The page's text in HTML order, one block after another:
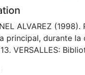
ALVAREZ
principal, durante la
VERSALLES: